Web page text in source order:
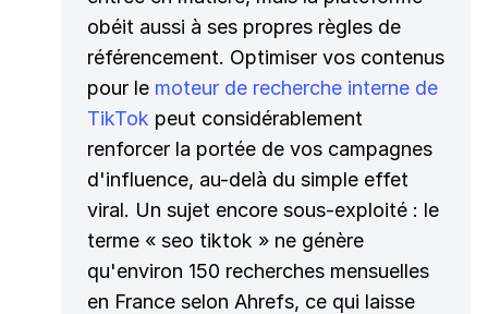
obéit aussi à ses propres règles de
référencement. Optimiser vos contenus
pour le moteur de recherche interne de
TikTok peut considérablement
renforcer la portée de vos campagnes
d'influence, au-delà du simple effet
viral. Un sujet encore sous-exploité : le
terme « seo tiktok » ne génère
qu'environ 150 recherches mensuelles
en France selon Ahrefs, ce qui laisse